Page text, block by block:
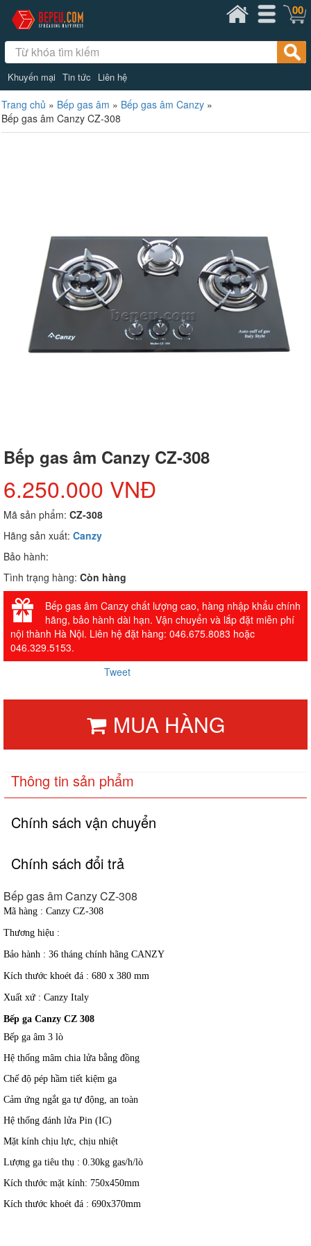
Khuyến mại Tin tức Liên hệ
00
Trang chủ » Bếp gas âm » Bếp gas âm Canzy »
Bếp gas âm Canzy CZ-308
Bếp gas âm Canzy CZ-308
6.250.000 VNĐ
Mã sản phẩm: CZ-308
Hãng sản xuất: Canzy
Bảo hành:
Tình trạng hàng: Còn hàng
Bếp gas âm Canzy chất lượng cao, hàng nhập khẩu chính
hãng, bảo hành dài hạn. Vận chuyển và lắp đặt miễn phí
nội thành Hà Nội. Liên hệ đặt hàng: 046.675.8083 hoặc
046.329.5153.
Tweet
MUA HÀNG
Thông tin sản phẩm
Chính sách vận chuyển
Chính sách đổi trả
Bếp gas âm Canzy CZ-308
Mã hàng : Canzy CZ-308
Thương hiệu :
Bảo hành : 36 tháng chính hãng CANZY
Kích thước khoét đá : 680 x 380 mm
Xuất xứ : Canzy Italy
Bếp ga Canzy CZ 308
Bếp ga âm 3 lò
Hệ thống mâm chia lửa bằng đồng
Chế độ pép hầm tiết kiệm ga
Cảm ứng ngắt ga tự động, an toàn
Hệ thống đánh lửa Pin (IC)
Mặt kính chịu lực, chịu nhiệt
Lượng ga tiêu thụ : 0.30kg gas/h/lò
Kích thước mặt kính: 750x450mm
Kích thước khoét đá : 690x370mm